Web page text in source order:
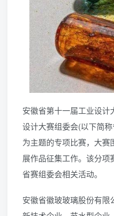
安徽省第十一届工业设计
设计大赛组委会(以下简
为主题的专项比赛，大
展作品征集工作。该分
省赛组委会相关活动。
安徽省徽玻玻璃股份有